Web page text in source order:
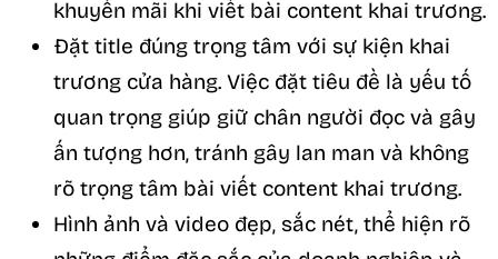
khuyến mãi khi viết bài content khai trương.
Đặt title đúng trọng tâm với sự kiện khai
trương cửa hàng. Việc đặt tiêu đề là yếu tố
quan trọng giúp giữ chân người đọc và gây
ấn tượng hơn, tránh gây lan man và không
rõ trọng tâm bài viết content khai trương.
Hình ảnh và video đẹp, sắc nét, thể hiện rõ